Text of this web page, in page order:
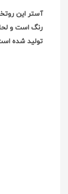
آستر این
تولید شده